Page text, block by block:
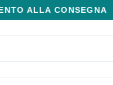
ONLINE.
ALLA CONSEGNA